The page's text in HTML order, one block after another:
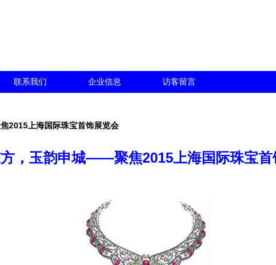
联系我们 企业信息 访客留言
2015上海国际珠宝首饰展览会
，玉韵申城——聚焦2015上海国际珠宝首